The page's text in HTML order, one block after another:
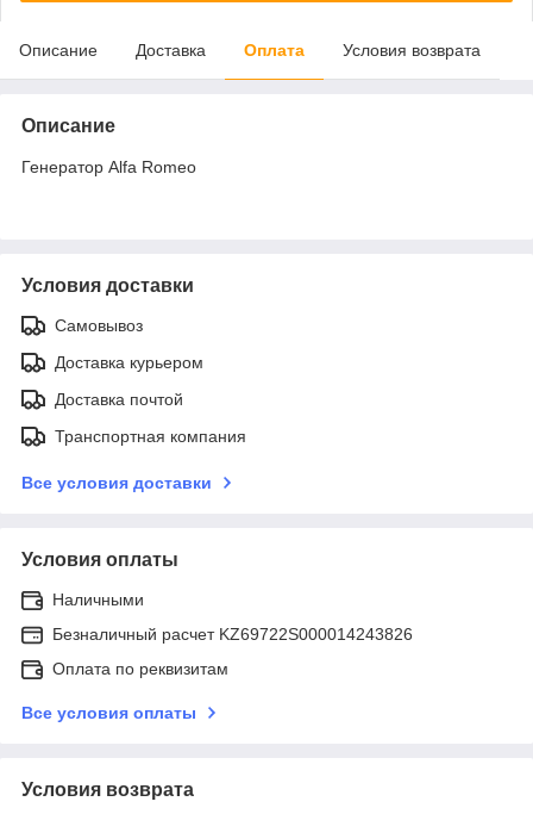
Описание Доставка Оплата Условия возврата
Описание
Генератор Alfa Romeo
Условия доставки
Самовывоз
Доставка курьером
Доставка почтой
Транспортная компания
Все условия доставки
Условия оплаты
Наличными
Безналичный расчет KZ69722S000014243826
Оплата по реквизитам
Все условия оплаты
Условия возврата